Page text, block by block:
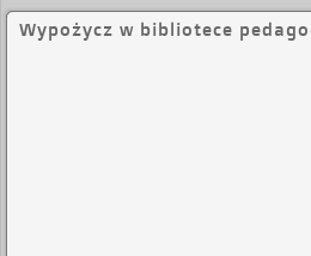
Wypożycz w bibliotece